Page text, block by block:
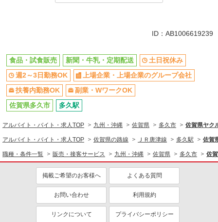
上場企業・上場企業のグループ会
社
扶養内勤務OK
副業・WワークOK
ID：AB1006619239
食品・試食販売 新聞・牛乳・定期配送
土日祝休み
週2～3日勤務OK
上場企業・上場企業のグループ会社
扶養内勤務OK
副業・WワークOK
佐賀県多久市
多久駅
アルバイト・バイト・求人TOP 九州・沖縄 佐賀県 多久市 佐賀県ヤク
アルバイト・バイト・求人TOP 佐賀県の路線 ＪＲ唐津線 多久駅 佐賀
職種・条件一覧 販売・接客サービス 九州・沖縄 佐賀県 多久市 佐
掲載ご希望のお客様へ よくある質問
お問い合わせ 利用規約
リンクについて プライバシーポリシー